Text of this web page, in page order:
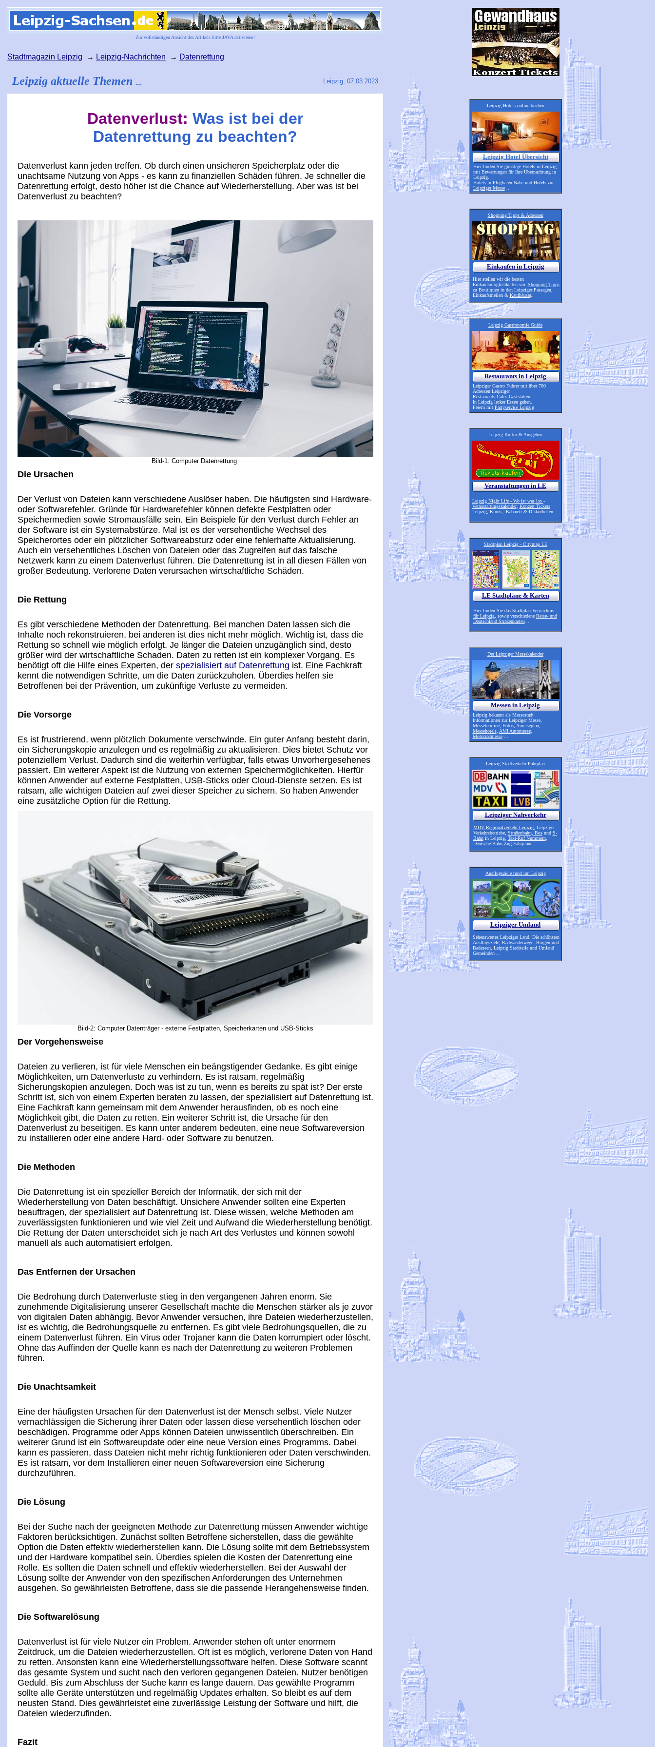
Leipzig Hotels online buchen
Leipzig Hotel Übersicht
Hier finden Sie günstige Hotels in Leipzig
mit Bewertungen für Ihre Übernachtung in
Leipzig.
Hotels in Flughafen Näheund Hotels zur
Leipziger Messe..
Shopping Tipps & Adressen
Einkaufen in Leipzig
Hier stellen wir die besten
Einkaufsmöglichkeiten vor. Shopping Tipps
zu Boutiquen in den Leipziger Passagen,
Einkaufsmeilen & Kaufhäuser..
Leipzig Gastronomie Guide
Restaurants in Leipzig
Leipziger Gastro Führer mit über 700
Adressen Leipziger
Restaurants,Cafes,Gaststätten
In Leipzig lecker Essen gehen.
Feiern mit Partyservice Leipzig
Leipzig Kultur & Ausgehen
Veranstaltungen in LE
Leipzig Night Life - Wo ist was los -
Veranstaltungskalender, Konzert Tickets
Leipzig, Kinos, Kabarett& Diskotheken
Stadtplan Leipzig - Citymap LE
LE Stadtpläne & Karten
Hier finden Sie das Stadtplan Verzeichnis
für Leipzig, sowie verschiedene Reise- und
Deutschland Straßenkarten..
Der Leipziger Messekalender
Messen in Leipzig
Leipzig bekannt als Messestadt
Informationen zur Leipziger Messe,
Messetermine, Fotos, Anreiseplan,
Messehotels, AMI Automesse,
Motorradmesse...
Leipzig Stadtverkehr Fahrplan
Leipziger Nahverkehr
MDV Regionalverkehr Leipzig, Leipziger
Verkehrsbetriebe, Straßenbahn, Busund S-
Bahnin Leipzig, Taxi-Ruf Nummern,
Deutsche Bahn Zug Fahrpläne
Ausflugsziele rund um Leipzig
Leipziger Umland
Sehenswertes Leipziger Land. Die schönsten
Ausflugsziele, Radwanderwege, Burgen und
Badeseen, Leipzig Stadtteile und Umland
Gemeinden ..
Zur vollständigen Ansicht des Artikels bitte JAVA aktivieren!
Stadtmagazin Leipzig → Leipzig-Nachrichten → Datenrettung
Leipzig aktuelle Themen .... Leipzig, 07.03.2023
Datenverlust: Was ist bei der
Datenrettung zu beachten?
Datenverlust kann jeden treffen. Ob durch einen unsicheren Speicherplatz oder die
unachtsame Nutzung von Apps - es kann zu finanziellen Schäden führen. Je schneller die
Datenrettung erfolgt, desto höher ist die Chance auf Wiederherstellung. Aber was ist bei
Datenverlust zu beachten?
Bild-1: Computer Datenrettung
Die Ursachen
Der Verlust von Dateien kann verschiedene Auslöser haben. Die häufigsten sind Hardware-
oder Softwarefehler. Gründe für Hardwarefehler können defekte Festplatten oder
Speichermedien sowie Stromausfälle sein. Ein Beispiele für den Verlust durch Fehler an
der Software ist ein Systemabstürze. Mal ist es der versehentliche Wechsel des
Speicherortes oder ein plötzlicher Softwareabsturz oder eine fehlerhafte Aktualisierung.
Auch ein versehentliches Löschen von Dateien oder das Zugreifen auf das falsche
Netzwerk kann zu einem Datenverlust führen. Die Datenrettung ist in all diesen Fällen von
großer Bedeutung. Verlorene Daten verursachen wirtschaftliche Schäden.
Die Rettung
Es gibt verschiedene Methoden der Datenrettung. Bei manchen Daten lassen sich die
Inhalte noch rekonstruieren, bei anderen ist dies nicht mehr möglich. Wichtig ist, dass die
Rettung so schnell wie möglich erfolgt. Je länger die Dateien unzugänglich sind, desto
größer wird der wirtschaftliche Schaden. Daten zu retten ist ein komplexer Vorgang. Es
benötigt oft die Hilfe eines Experten, der spezialisiert auf Datenrettung ist. Eine Fachkraft
kennt die notwendigen Schritte, um die Daten zurückzuholen. Überdies helfen sie
Betroffenen bei der Prävention, um zukünftige Verluste zu vermeiden.
Die Vorsorge
Es ist frustrierend, wenn plötzlich Dokumente verschwinde. Ein guter Anfang besteht darin,
ein Sicherungskopie anzulegen und es regelmäßig zu aktualisieren. Dies bietet Schutz vor
potenziellem Verlust. Dadurch sind die weiterhin verfügbar, falls etwas Unvorhergesehenes
passiert. Ein weiterer Aspekt ist die Nutzung von externen Speichermöglichkeiten. Hierfür
können Anwender auf externe Festplatten, USB-Sticks oder Cloud-Dienste setzen. Es ist
ratsam, alle wichtigen Dateien auf zwei dieser Speicher zu sichern. So haben Anwender
eine zusätzliche Option für die Rettung.
Bild-2: Computer Datenträger - externe Festplatten, Speicherkarten und USB-Sticks
Der Vorgehensweise
Dateien zu verlieren, ist für viele Menschen ein beängstigender Gedanke. Es gibt einige
Möglichkeiten, um Datenverluste zu verhindern. Es ist ratsam, regelmäßig
Sicherungskopien anzulegen. Doch was ist zu tun, wenn es bereits zu spät ist? Der erste
Schritt ist, sich von einem Experten beraten zu lassen, der spezialisiert auf Datenrettung ist.
Eine Fachkraft kann gemeinsam mit dem Anwender herausfinden, ob es noch eine
Möglichkeit gibt, die Daten zu retten. Ein weiterer Schritt ist, die Ursache für den
Datenverlust zu beseitigen. Es kann unter anderem bedeuten, eine neue Softwareversion
zu installieren oder eine andere Hard- oder Software zu benutzen.
Die Methoden
Die Datenrettung ist ein spezieller Bereich der Informatik, der sich mit der
Wiederherstellung von Daten beschäftigt. Unsichere Anwender sollten eine Experten
beauftragen, der spezialisiert auf Datenrettung ist. Diese wissen, welche Methoden am
zuverlässigsten funktionieren und wie viel Zeit und Aufwand die Wiederherstellung benötigt.
Die Rettung der Daten unterscheidet sich je nach Art des Verlustes und können sowohl
manuell als auch automatisiert erfolgen.
Das Entfernen der Ursachen
Die Bedrohung durch Datenverluste stieg in den vergangenen Jahren enorm. Sie
zunehmende Digitalisierung unserer Gesellschaft machte die Menschen stärker als je zuvor
von digitalen Daten abhängig. Bevor Anwender versuchen, ihre Dateien wiederherzustellen,
ist es wichtig, die Bedrohungsquelle zu entfernen. Es gibt viele Bedrohungsquellen, die zu
einem Datenverlust führen. Ein Virus oder Trojaner kann die Daten korrumpiert oder löscht.
Ohne das Auffinden der Quelle kann es nach der Datenrettung zu weiteren Problemen
führen.
Die Unachtsamkeit
Eine der häufigsten Ursachen für den Datenverlust ist der Mensch selbst. Viele Nutzer
vernachlässigen die Sicherung ihrer Daten oder lassen diese versehentlich löschen oder
beschädigen. Programme oder Apps können Dateien unwissentlich überschreiben. Ein
weiterer Grund ist ein Softwareupdate oder eine neue Version eines Programms. Dabei
kann es passieren, dass Dateien nicht mehr richtig funktionieren oder Daten verschwinden.
Es ist ratsam, vor dem Installieren einer neuen Softwareversion eine Sicherung
durchzuführen.
Die Lösung
Bei der Suche nach der geeigneten Methode zur Datenrettung müssen Anwender wichtige
Faktoren berücksichtigen. Zunächst sollten Betroffene sicherstellen, dass die gewählte
Option die Daten effektiv wiederherstellen kann. Die Lösung sollte mit dem Betriebssystem
und der Hardware kompatibel sein. Überdies spielen die Kosten der Datenrettung eine
Rolle. Es sollten die Daten schnell und effektiv wiederherstellen. Bei der Auswahl der
Lösung sollte der Anwender von den spezifischen Anforderungen des Unternehmen
ausgehen. So gewährleisten Betroffene, dass sie die passende Herangehensweise finden.
Die Softwarelösung
Datenverlust ist für viele Nutzer ein Problem. Anwender stehen oft unter enormem
Zeitdruck, um die Dateien wiederherzustellen. Oft ist es möglich, verlorene Daten von Hand
zu retten. Ansonsten kann eine Wiederherstellungssoftware helfen. Diese Software scannt
das gesamte System und sucht nach den verloren gegangenen Dateien. Nutzer benötigen
Geduld. Bis zum Abschluss der Suche kann es lange dauern. Das gewählte Programm
sollte alle Geräte unterstützen und regelmäßig Updates erhalten. So bleibt es auf dem
neusten Stand. Dies gewährleistet eine zuverlässige Leistung der Software und hilft, die
Dateien wiederzufinden.
Fazit